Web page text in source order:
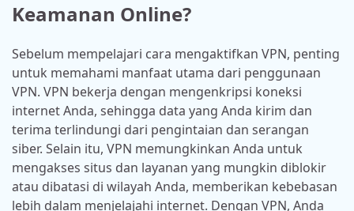
Keamanan Online?
Sebelum mempelajari cara mengaktifkan VPN, penting
untuk memahami manfaat utama dari penggunaan
VPN. VPN bekerja dengan mengenkripsi koneksi
internet Anda, sehingga data yang Anda kirim dan
terima terlindungi dari pengintaian dan serangan
siber. Selain itu, VPN memungkinkan Anda untuk
mengakses situs dan layanan yang mungkin diblokir
atau dibatasi di wilayah Anda, memberikan kebebasan
lebih dalam menjelajahi internet. Dengan VPN, Anda